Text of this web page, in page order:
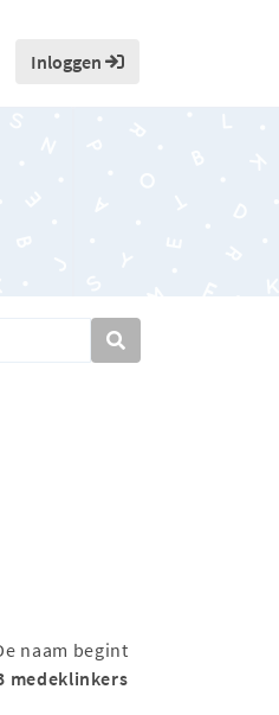
Inloggen
naam begint
medeklinkers